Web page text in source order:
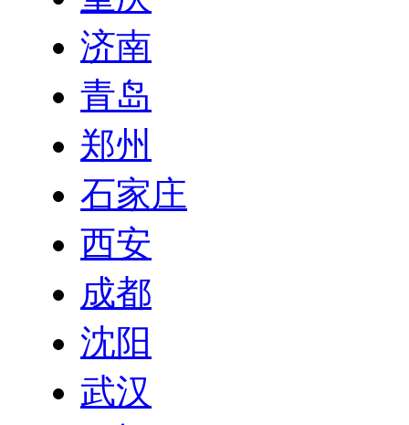
济南
青岛
郑州
石家庄
西安
成都
沈阳
武汉